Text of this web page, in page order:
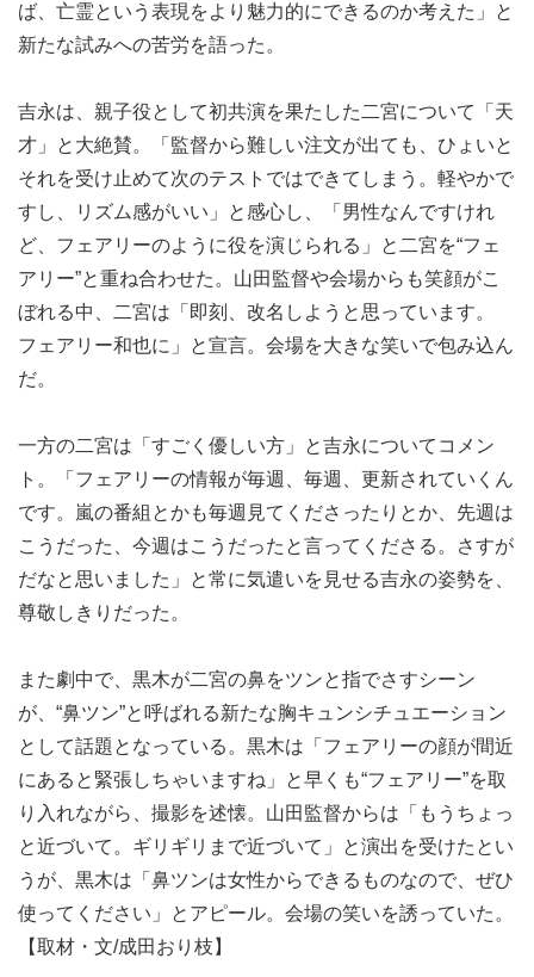
ば、亡霊という表現をより魅力的にできるのか考えた」と
新たな試みへの苦労を語った。
吉永は、親子役として初共演を果たした二宮について「天
才」と大絶賛。「監督から難しい注文が出ても、ひょいと
それを受け止めて次のテストではできてしまう。軽やかで
すし、リズム感がいい」と感心し、「男性なんですけれ
ど、フェアリーのように役を演じられる」と二宮を“フェ
アリー”と重ね合わせた。山田監督や会場からも笑顔がこ
ぼれる中、二宮は「即刻、改名しようと思っています。
フェアリー和也に」と宣言。会場を大きな笑いで包み込ん
だ。
一方の二宮は「すごく優しい方」と吉永についてコメン
ト。「フェアリーの情報が毎週、毎週、更新されていくん
です。嵐の番組とかも毎週見てくださったりとか、先週は
こうだった、今週はこうだったと言ってくださる。さすが
だなと思いました」と常に気遣いを見せる吉永の姿勢を、
尊敬しきりだった。
また劇中で、黒木が二宮の鼻をツンと指でさすシーン
が、“鼻ツン”と呼ばれる新たな胸キュンシチュエーション
として話題となっている。黒木は「フェアリーの顔が間近
にあると緊張しちゃいますね」と早くも“フェアリー”を取
り入れながら、撮影を述懐。山田監督からは「もうちょっ
と近づいて。ギリギリまで近づいて」と演出を受けたとい
うが、黒木は「鼻ツンは女性からできるものなので、ぜひ
使ってください」とアピール。会場の笑いを誘っていた。
【取材・文/成田おり枝】